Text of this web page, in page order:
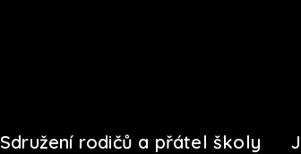
Sdružení rodičů a přátel školy